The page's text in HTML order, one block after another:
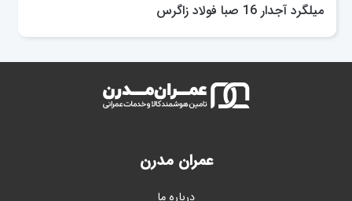
میلگرد آجدار 16 صبا فولاد زاگرس
عمران مدرن